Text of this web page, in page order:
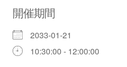
開催期間
2033-01-21
10:30:00 - 12:00:00